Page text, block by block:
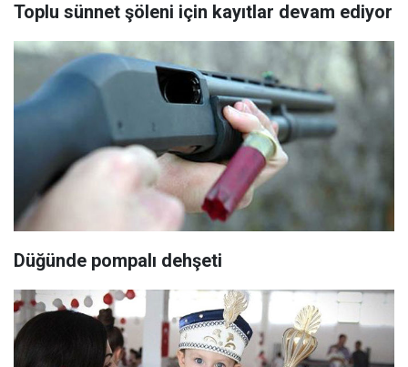
Toplu sünnet şöleni için kayıtlar devam ediyor
Düğünde pompalı dehşeti